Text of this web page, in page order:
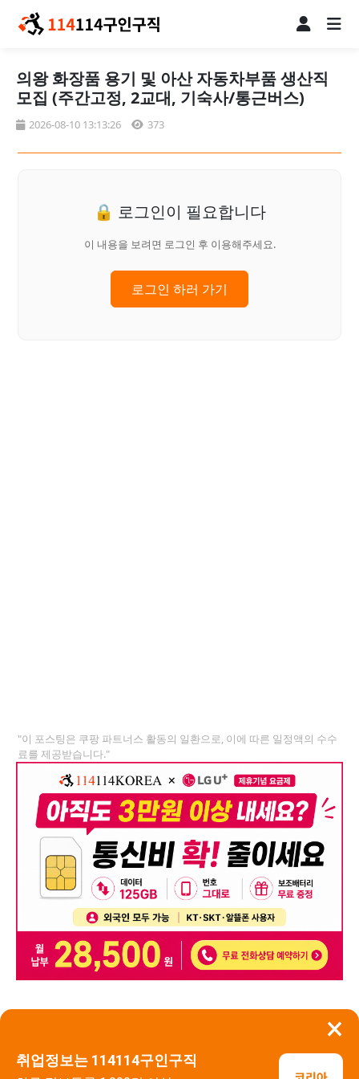
×
취업정보는 114114구인구직
의왕 화장품 용기 및 아산 자동차부품 생산직
모집 (주간고정, 2교대, 기숙사/통근버스)
2026-08-10 13:13:26 373
🔒 로그인이 필요합니다
이 내용을 보려면 로그인 후 이용해주세요.
로그인 하러 가기
"이 포스팅은 쿠팡 파트너스 활동의 일환으로, 이에 따른 일정액의 수수
료를 제공받습니다."